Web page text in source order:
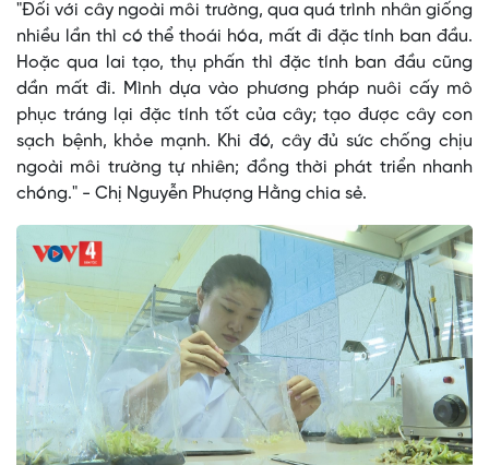
"Đối với cây ngoài môi trường, qua quá trình nhân giống
nhiều lần thì có thể thoái hóa, mất đi đặc tính ban đầu.
Hoặc qua lai tạo, thụ phấn thì đặc tính ban đầu cũng
dần mất đi. Mình dựa vào phương pháp nuôi cấy mô
phục tráng lại đặc tính tốt của cây; tạo được cây con
sạch bệnh, khỏe mạnh. Khi đó, cây đủ sức chống chịu
ngoài môi trường tự nhiên; đồng thời phát triển nhanh
chóng." - Chị Nguyễn Phượng Hằng chia sẻ.